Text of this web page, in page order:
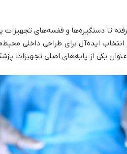
تا دستگیره‌ها و قفسه‌های تجهیزات
ایده‌آل برای طراحی داخلی
یکی از پایه‌های اصلی تجهیزات